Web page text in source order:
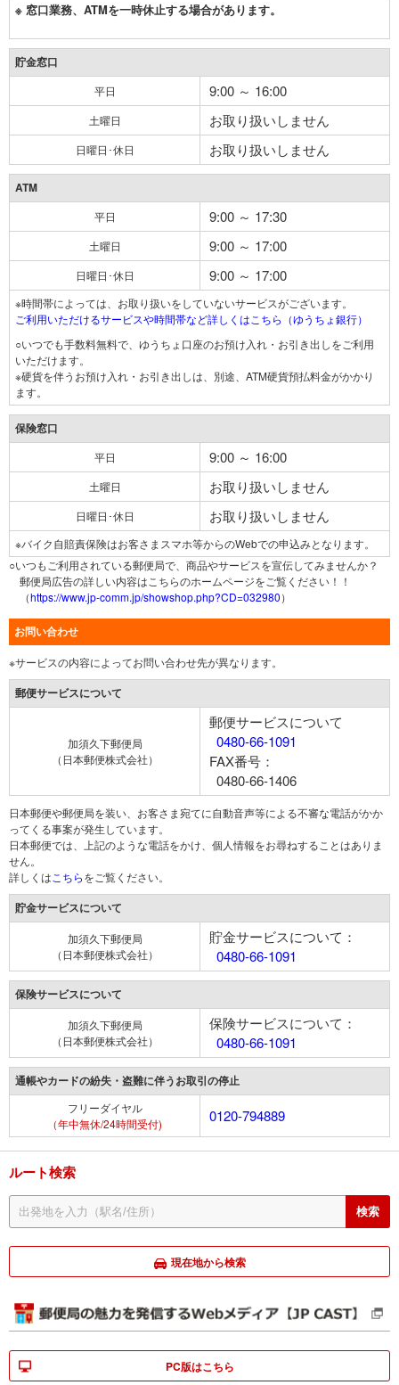
※ 窓口業務、ATMを一時休止する場合があります。
貯金窓口
平日 9:00 ～ 16:00
土曜日 お取り扱いしません
日曜日･休日 お取り扱いしません
ATM
平日 9:00 ～ 17:30
土曜日 9:00 ～ 17:00
日曜日･休日 9:00 ～ 17:00
※時間帯によっては、お取り扱いをしていないサービスがございます。
ご利用いただけるサービスや時間帯など詳しくはこちら（ゆうちょ銀行）
○いつでも手数料無料で、ゆうちょ口座のお預け入れ・お引き出しをご利用
いただけます。
※硬貨を伴うお預け入れ・お引き出しは、別途、ATM硬貨預払料金がかかり
ます。
保険窓口
平日 9:00 ～ 16:00
土曜日 お取り扱いしません
日曜日･休日 お取り扱いしません
※バイク自賠責保険はお客さまスマホ等からのWebでの申込みとなります。
○いつもご利用されている郵便局で、商品やサービスを宣伝してみませんか？
郵便局広告の詳しい内容はこちらのホームページをご覧ください！！
（https://www.jp-comm.jp/showshop.php?CD=032980）
お問い合わせ
※サービスの内容によってお問い合わせ先が異なります。
郵便サービスについて
加須久下郵便局
（日本郵便株式会社）
郵便サービスについて
0480-66-1091
FAX番号：
0480-66-1406
日本郵便や郵便局を装い、お客さま宛てに自動音声等による不審な電話がかか
ってくる事案が発生しています。
日本郵便では、上記のような電話をかけ、個人情報をお尋ねすることはありま
せん。
詳しくは こちらをご覧ください。
貯金サービスについて
加須久下郵便局
（日本郵便株式会社）
貯金サービスについて：
0480-66-1091
保険サービスについて
加須久下郵便局
（日本郵便株式会社）
保険サービスについて：
0480-66-1091
通帳やカードの紛失・盗難に伴うお取引の停止
フリーダイヤル
（年中無休/24時間受付)
0120-794889
ルート検索
現在地から検索
PC版はこちら